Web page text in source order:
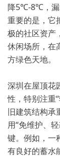
降5℃-8℃，漏
重要的是，它
极的社区资产
休闲场所，在
方绿色天地。
深圳在屋顶花
性，特别注重
旧建筑结构承
用“免维护、
键。例如，一
有良好的蓄水